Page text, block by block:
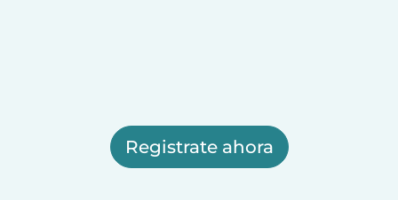
Registrate ahora